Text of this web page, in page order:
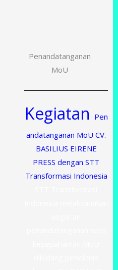
Penandatanganan
MoU
Kegiatan Pen
andatanganan MoU CV.
BASILIUS EIRENE
PRESS dengan STT
Transformasi Indonesia